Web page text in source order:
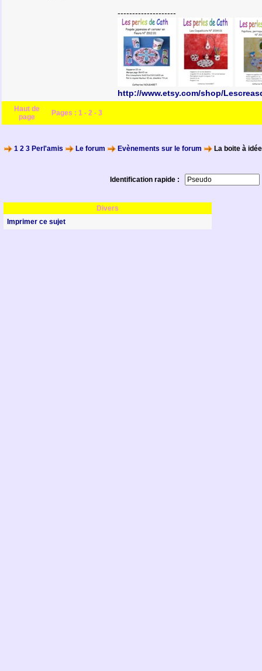
--------------------
http://www.etsy.com/shop/
Haut de
page
Pages : 1 - 2 - 3
1 2 3 Perl'amis Le forum Evènements sur le forum La boite à
Identification rapide :
Divers
Imprimer ce sujet